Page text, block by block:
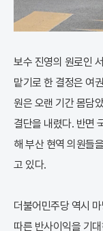
보수 진영의 원로인
맡기로 한 결정은 여
원은 오랜 기간 몸담
결단을 내렸다. 반면
해 부산 현역 의원들
고 있다.
더불어민주당 역시
따른 반사이익을 기